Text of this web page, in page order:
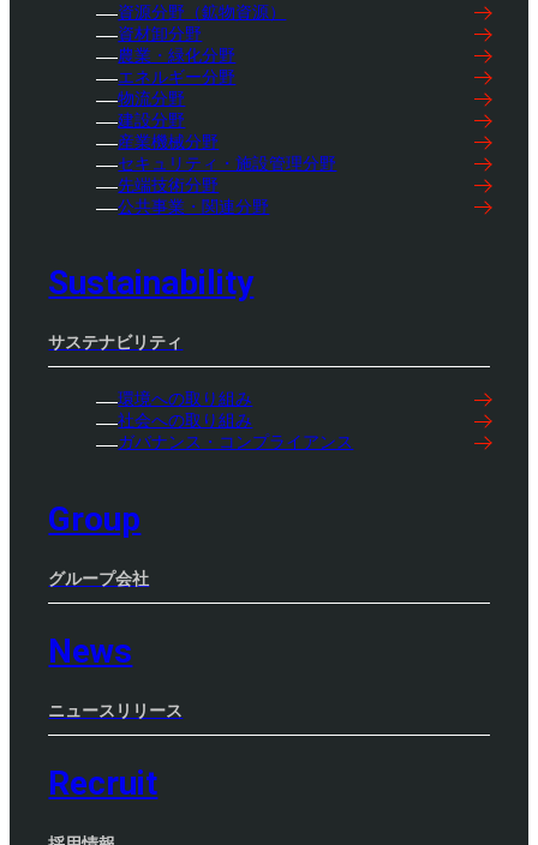
資源分野（鉱物資源）
資材卸分野
農業・緑化分野
エネルギー分野
物流分野
建設分野
産業機械分野
セキュリティ・施設管理分野
先端技術分野
公共事業・関連分野
Sustainability
サステナビリティ
環境への取り組み
社会への取り組み
ガバナンス・コンプライアンス
Group
グループ会社
News
ニュースリリース
Recruit